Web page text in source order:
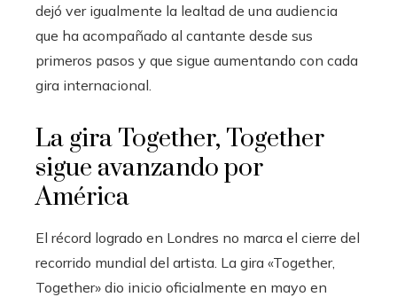
dejó ver igualmente la lealtad de una audiencia
que ha acompañado al cantante desde sus
primeros pasos y que sigue aumentando con cada
gira internacional.
La gira Together, Together
sigue avanzando por
América
El récord logrado en Londres no marca el cierre del
recorrido mundial del artista. La gira «Together,
Together» dio inicio oficialmente en mayo en